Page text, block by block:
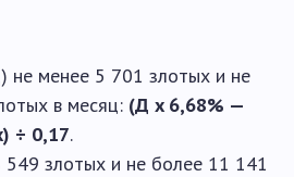
не менее 5 701 злотых и не
в месяц: (Д x 6,68% —
÷ 0,17.
злотых и не более 11 141